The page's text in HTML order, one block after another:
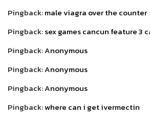
Pingback:male viagra over the counter
Pingback:sex games cancun feature 3
Pingback:Anonymous
Pingback:Anonymous
Pingback:Anonymous
Pingback:where can i get ivermectin